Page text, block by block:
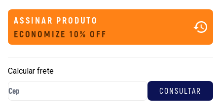
ASSINAR PRODUTO
ECONOMIZE 10% OFF
Calcular frete